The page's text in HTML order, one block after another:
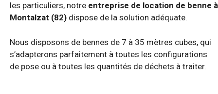
les particuliers, notre entreprise de location de benne à
Montalzat (82) dispose de la solution adéquate.
Nous disposons de bennes de 7 à 35 mètres cubes, qui
s’adapterons parfaitement à toutes les configurations
de pose ou à toutes les quantités de déchets à traiter.